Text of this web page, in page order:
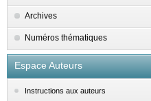
Archives
Numéros thématiques
Espace Auteurs
Instructions aux auteurs